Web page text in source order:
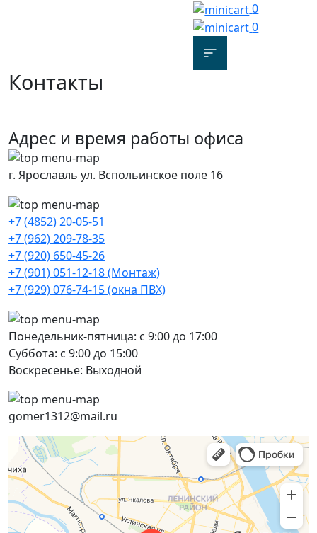
0
0
Контакты
Адрес и время работы офиса
г. Ярославль ул. Вспольинское поле 16
+7 (4852) 20-05-51
+7 (962) 209-78-35
+7 (920) 650-45-26
+7 (901) 051-12-18 (Монтаж)
+7 (929) 076-74-15 (окна ПВХ)
Понедельник-пятница: с 9:00 до 17:00
Суббота: с 9:00 до 15:00
Воскресенье: Выходной
gomer1312@mail.ru